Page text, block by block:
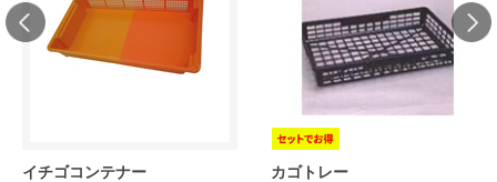
イチゴコンテナー カゴトレー